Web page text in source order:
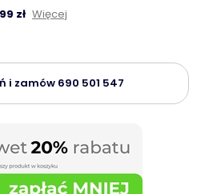
zł Więcej
i zamów 690 501 547